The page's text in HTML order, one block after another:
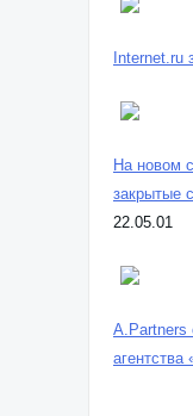
Internet.ru
На новом
закрытые
22.05.01
A.Partners
агентства